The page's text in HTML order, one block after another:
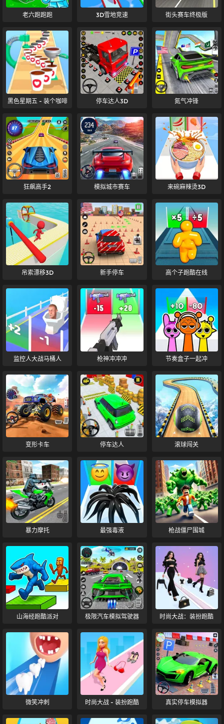
老六跑跑跑 3D雪地竞速 街头赛车终极版
黑色星期五 - 装个咖啡 停车达人3D 氮气冲锋
狂飙高手2 模拟城市赛车 来碗麻辣烫3D
吊索漂移3D 新手停车 高个子跑酷在线
监控人大战马桶人 枪神冲冲冲 节奏盒子一起冲
变形卡车 停车达人 滚球闯关
暴力摩托 最强毒液 枪战僵尸围城
山海经跑酷派对 极限汽车模拟驾驶器 时尚大战：装扮跑酷
微笑冲刺 时尚大战 - 装扮跑酷 真实停车模拟器